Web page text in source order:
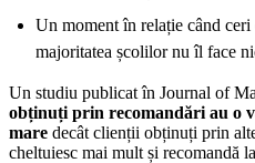
Un moment în relație când
majoritatea școlilor nu îl face
Un studiu publicat în Journal of
obținuți prin recomandări au o
mare decât clienții obținuți prin
cheltuiesc mai mult și recomandă